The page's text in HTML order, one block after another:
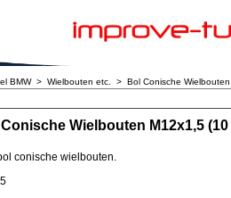
BMW> Wielbouten etc. > Bol Conische Wielbouten
Wielbouten M12x1,5
conische wielbouten.